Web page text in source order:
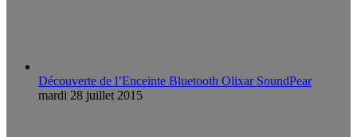
Découverte de l’Enceinte Bluetooth Olixar SoundPear
mardi 28 juillet 2015